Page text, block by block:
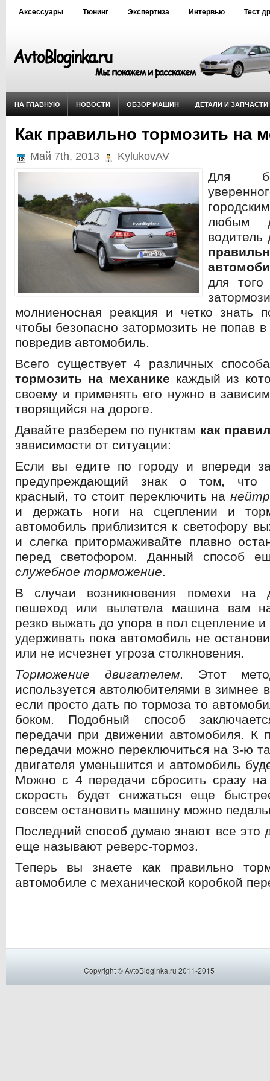
Аксессуары Тюнинг Экспертиза Интервью Тест
НА ГЛАВНУЮ НОВОСТИ ОБЗОР МАШИН ДЕТАЛИ И ЗАПЧАСТИ
Как правильно тормозить на
Май 7th, 2013 KylukovAV
Для
любым
для
молниеносная реакция и четко знать
чтобы безопасно затормозить не попав
повредив автомобиль.
Всего существует 4 различных
тормозить на механике каждый из
своему и применять его нужно в
творящийся на дороге.
Давайте разберем по пунктам как
зависимости от ситуации:
Если вы едите по городу и впереди
предупреждающий знак о том, что
красный, то стоит переключить на
и держать ноги на сцеплении и
автомобиль приблизится к светофору
и слегка притормаживайте плавно
перед светофором. Данный способ
служебное торможение.
В случаи возникновения помехи на
пешеход или вылетела машина вам на
резко выжать до упора в пол сцепление
удерживать пока автомобиль не
или не исчезнет угроза столкновения.
Торможение двигателем. Этот
используется автолюбителями в зимнее
если просто дать по тормоза то
боком. Подобный способ
передачи при движении автомобиля. К
передачи можно переключиться на 3-ю
двигателя уменьшится и автомобиль
Можно с 4 передачи сбросить сразу
скорость будет снижаться еще
совсем остановить машину можно
Последний способ думаю знают все это
еще называют реверс-тормоз.
Теперь вы знаете как правильно
автомобиле с механической коробкой
Copyright © AvtoBloginka.ru 2011-2015